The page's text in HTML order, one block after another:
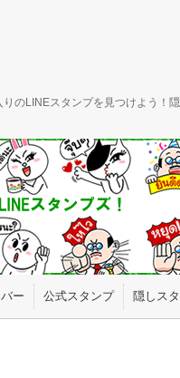
のLINEスタンプを見つけよう！
ー 公式スタンプ 隠しス